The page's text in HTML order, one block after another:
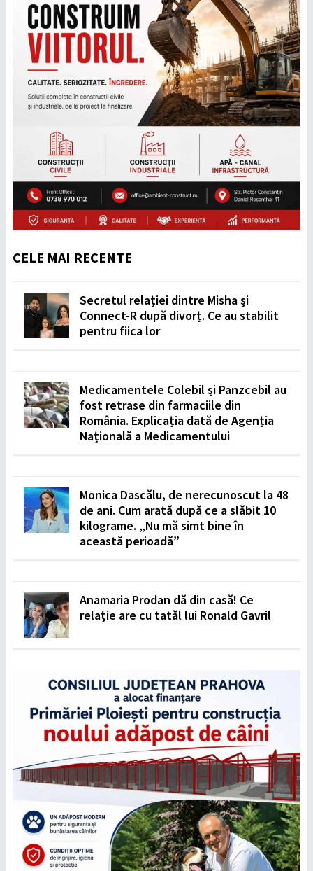
CELE MAI RECENTE
Secretul relației dintre Misha și
Connect-R după divorț. Ce au stabilit
pentru fiica lor
Medicamentele Colebil și Panzcebil au
fost retrase din farmaciile din
România. Explicația dată de Agenția
Națională a Medicamentului
Monica Dascălu, de nerecunoscut la 48
de ani. Cum arată după ce a slăbit 10
kilograme. „Nu mă simt bine în
această perioadă”
Anamaria Prodan dă din casă! Ce
relație are cu tatăl lui Ronald Gavril